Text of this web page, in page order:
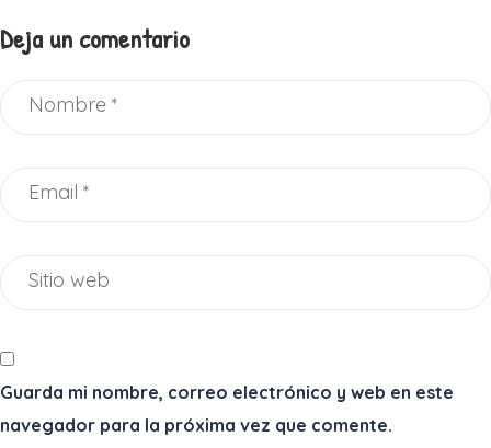
Deja un comentario
Guarda mi nombre, correo electrónico y web en este
navegador para la próxima vez que comente.